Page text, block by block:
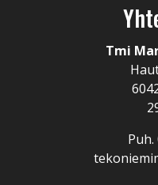
Tmi
Puh.